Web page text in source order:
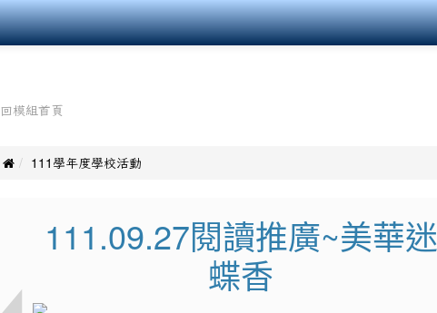
回模組首頁
 111學年度學校活動
111.09.27閱讀推廣~美華迷
蝶香